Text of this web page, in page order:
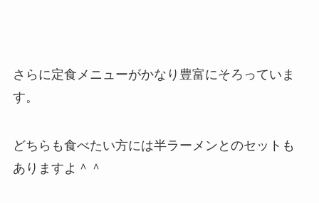
さらに定食メニューがかなり豊富にそろっていま
す。
どちらも食べたい方には半ラーメンとのセットも
ありますよ＾＾